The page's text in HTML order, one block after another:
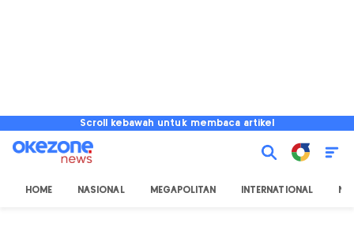
Scroll kebawah untuk membaca artikel
HOME NASIONAL MEGAPOLITAN INTERNATIONAL